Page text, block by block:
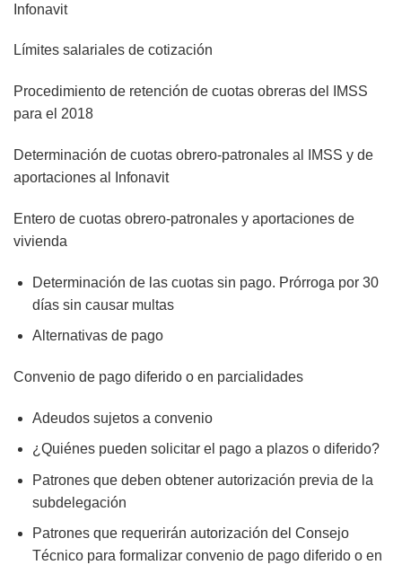
Infonavit
Límites salariales de cotización
Procedimiento de retención de cuotas obreras del IMSS
para el 2018
Determinación de cuotas obrero-patronales al IMSS y de
aportaciones al Infonavit
Entero de cuotas obrero-patronales y aportaciones de
vivienda
Determinación de las cuotas sin pago. Prórroga por 30
días sin causar multas
Alternativas de pago
Convenio de pago diferido o en parcialidades
Adeudos sujetos a convenio
¿Quiénes pueden solicitar el pago a plazos o diferido?
Patrones que deben obtener autorización previa de la
subdelegación
Patrones que requerirán autorización del Consejo
Técnico para formalizar convenio de pago diferido o en